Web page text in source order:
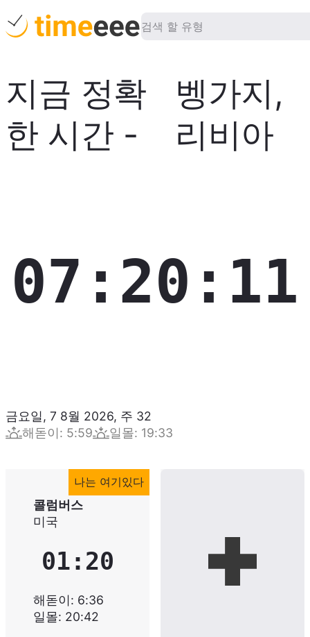
지금 정확
한 시간 -
벵가지,
리비아
07:20:12
금요일, 7 8월 2026, 주 32
해돋이: 5:59 일몰: 19:33
나는 여기있다
콜럼버스
미국
01:20
해돋이: 6:36
일몰: 20:42